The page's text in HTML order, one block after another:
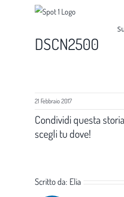
DSCN2500
21 Febbraio 2017
Condividi questa
scegli tu dove!
Scritto da: Elia